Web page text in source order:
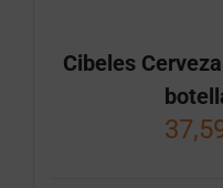
Cibeles